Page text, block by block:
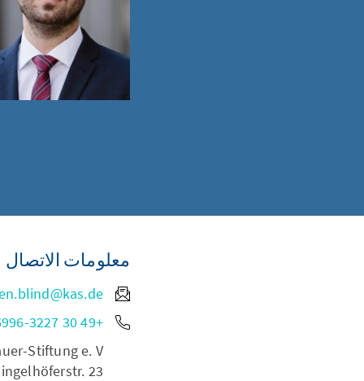
معلومات الاتصال
+49 30 26996-3227
Stiftung e. V.,
23,